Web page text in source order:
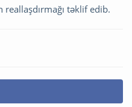
reallaşdırmağı təklif edib.